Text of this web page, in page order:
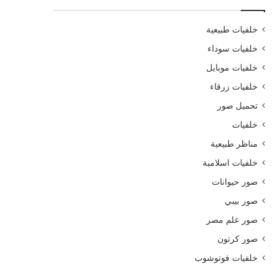
خلفيات طبيعية
خلفيات سوداء
خلفيات موبايل
خلفيات زرقاء
تحميل صور
خلفيات
مناظر طبيعية
خلفيات اسلامية
صور حيوانات
صور بيبي
صور علم مصر
صور كرتون
خلفيات فوتوشوب